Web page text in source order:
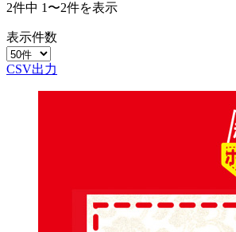
2件中 1〜2件を表示
表示件数
CSV出力